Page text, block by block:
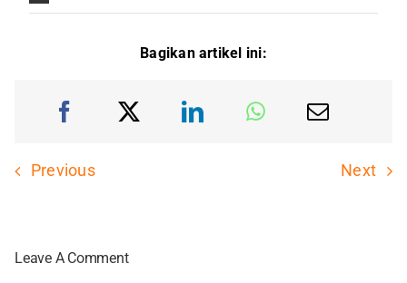
Bagikan artikel ini:
Previous Next
Leave A Comment